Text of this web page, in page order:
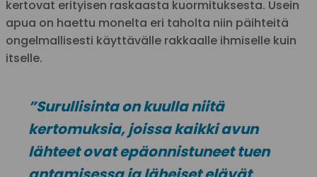
kertovat erityisen raskaasta kuormituksesta. Usein
apua on haettu monelta eri taholta niin päihteitä
ongelmallisesti käyttävälle rakkaalle ihmiselle kuin
itselle.
”Surullisinta on kuulla niitä
kertomuksia, joissa kaikki avun
lähteet ovat epäonnistuneet tuen